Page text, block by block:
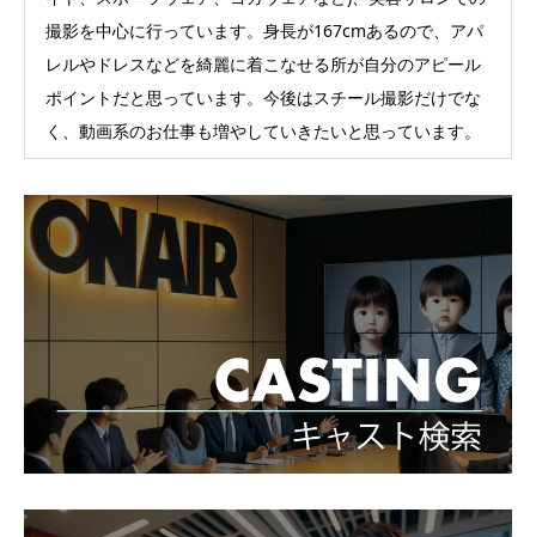
撮影を中心に行っています。身長が167cmあるので、アパ
レルやドレスなどを綺麗に着こなせる所が自分のアピール
ポイントだと思っています。今後はスチール撮影だけでな
く、動画系のお仕事も増やしていきたいと思っています。